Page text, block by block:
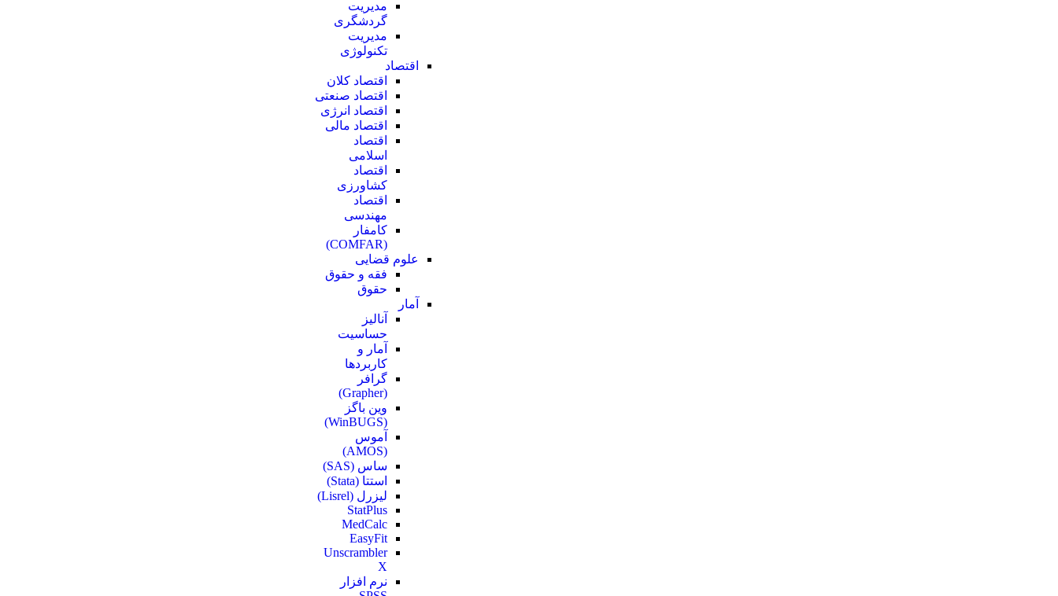
مدیریت
گردشگری
مدیریت
تکنولوژی
اقتصاد
اقتصاد کلان
اقتصاد صنعتی
اقتصاد انرژی
اقتصاد مالی
اقتصاد
اسلامی
اقتصاد
کشاورزی
اقتصاد
مهندسی
کامفار
(COMFAR)
علوم قضایی
فقه و حقوق
حقوق
آمار
آنالیز
حساسیت
آمار و
کاربردها
گرافر
(Grapher)
وین باگز
(WinBUGS)
آموس
(AMOS)
ساس (SAS)
استتا (Stata)
لیزرل (Lisrel)
StatPlus
MedCalc
EasyFit
Unscrambler
X
نرم افزار